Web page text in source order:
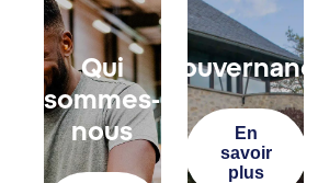
Qui
sommes-
nous
Gouvernance
En
savoir
plus